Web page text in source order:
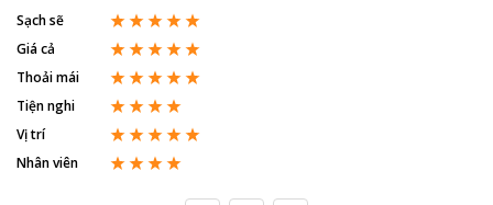
Sạch sẽ
Giá cả
Thoải mái
Tiện nghi
Vị trí
Nhân viên